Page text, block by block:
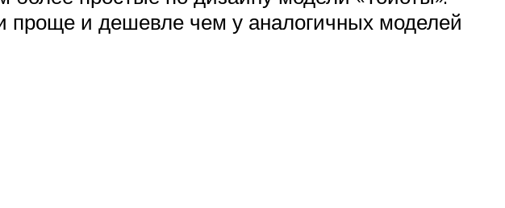
проще и дешевле чем у аналогичных моделей